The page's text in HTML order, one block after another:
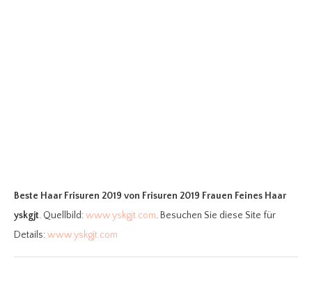
Beste Haar Frisuren 2019 von Frisuren 2019 Frauen Feines Haar
yskgjt. Quellbild:www.yskgjt.com. Besuchen Sie diese Site für
Details:www.yskgjt.com